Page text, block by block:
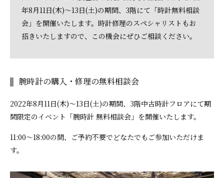
年8月11日(木)～13日(土)の期間、3階にて「時計無料相談
会」を開催いたします。時計修理のスペシャリストもお
招きいたしますので、この機会にぜひご相談ください。
腕時計の購入・修理の無料相談会
2022年8月11日(木)～13日(土)の期間、3階中古時計フロアにて期
間限定のイベント「腕時計 無料相談会」を開催いたします。
11:00～18:00の間、ご予約不要でどなたでもご参加いただけま
す。